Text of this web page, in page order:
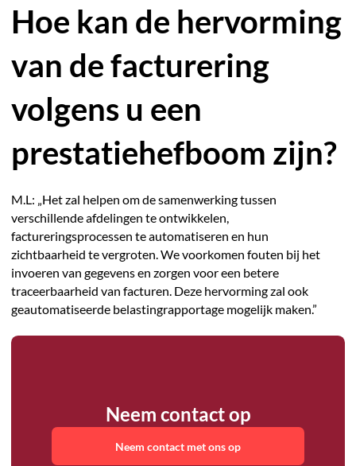
Hoe kan de hervorming
van de facturering
volgens u een
prestatiehefboom zijn?
M.L: „Het zal helpen om de samenwerking tussen
verschillende afdelingen te ontwikkelen,
factureringsprocessen te automatiseren en hun
zichtbaarheid te vergroten. We voorkomen fouten bij het
invoeren van gegevens en zorgen voor een betere
traceerbaarheid van facturen. Deze hervorming zal ook
geautomatiseerde belastingrapportage mogelijk maken.”
Neem contact op
Neem contact met ons op